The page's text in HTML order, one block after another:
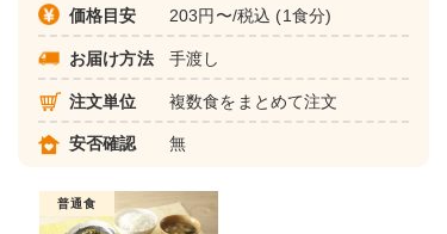
価格目安 203円〜/税込 (1食分)
お届け方法 手渡し
注文単位 複数食をまとめて注文
安否確認 無
普通食